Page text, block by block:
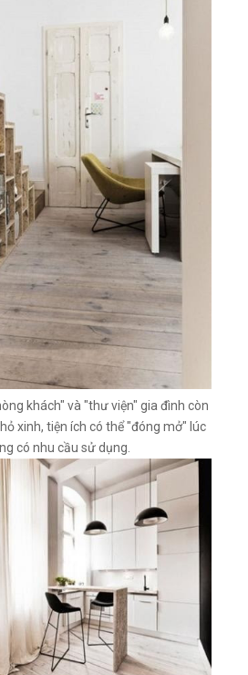
khách" và "thư viện" gia đình còn
xinh, tiện ích có thể "đóng mở" lúc
có nhu cầu sử dụng.